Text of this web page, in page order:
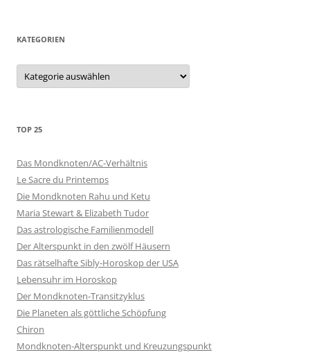
KATEGORIEN
Kategorien
TOP 25
Das Mondknoten/AC-Verhältnis
Le Sacre du Printemps
Die Mondknoten Rahu und Ketu
Maria Stewart & Elizabeth Tudor
Das astrologische Familienmodell
Der Alterspunkt in den zwölf Häusern
Das rätselhafte Sibly-Horoskop der USA
Lebensuhr im Horoskop
Der Mondknoten-Transitzyklus
Die Planeten als göttliche Schöpfung
Chiron
Mondknoten-Alterspunkt und Kreuzungspunkt